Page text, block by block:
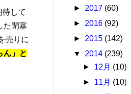
して
た閉塞
売りに
ん」と
► 2017 (60)
► 2016 (92)
► 2015 (142)
▼ 2014 (239)
► 12月 (10)
► 11月 (10)